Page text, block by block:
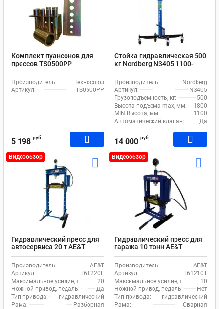
Комплект пуансонов для
прессов TS0500PP
Производитель:
Техносоюз
Артикул:
TS0500PP
5 198 руб
Стойка гидравлическая 500
кг Nordberg N3405 1100-
1900 мм для автосервиса с
рогами
Производитель:
Nordberg
Артикул:
N3405
Грузоподъемность, кг:
500
Высота подъема max, мм:
1800
MIN Высота, мм:
1100
Автоматический клапан:
Да
14 000 руб
Видеообзор
Гидравлический пресс для
автосервиса 20 т AE&T
Т61220F ручной и ножной
привод
Производитель:
AE&T
Артикул:
T61220F
Максимальное усилие, т:
20
Ножной привод, педаль:
Да
Тип привода:
гидравлический
Рама:
Разборная
Видеообзор
Гидравлический пресс для
гаража 10 тонн AE&T
T61210T ручной привод
Производитель:
AE&T
Артикул:
T61210T
Максимальное усилие, т:
10
Ножной привод, педаль:
Нет
Тип привода:
гидравлический
Рама:
Сварная